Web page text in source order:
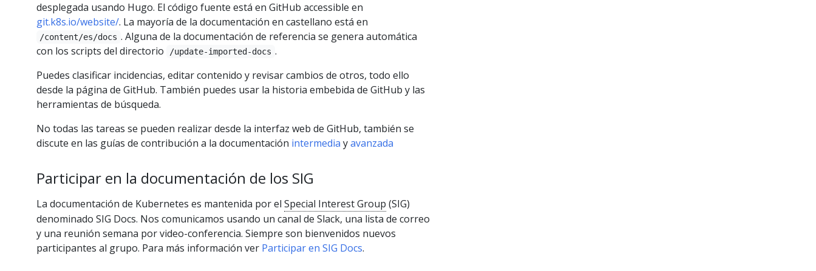
desplegada usando Hugo. El código fuente está en GitHub accessible en
git.k8s.io/website/. La mayoría de la documentación en castellano está en
/content/es/docs . Alguna de la documentación de referencia se genera automática
con los scripts del directorio
/update-imported-docs .
Puedes clasificar incidencias, editar contenido y revisar cambios de otros, todo ello
desde la página de GitHub. También puedes usar la historia embebida de GitHub y las
herramientas de búsqueda.
No todas las tareas se pueden realizar desde la interfaz web de GitHub, también se
discute en las guías de contribución a la documentación intermedia yavanzada
Participar en la documentación de los SIG
La documentación de Kubernetes es mantenida por el Special Interest Group (SIG)
denominado SIG Docs. Nos comunicamos usando un canal de Slack, una lista de correo
y una reunión semana por video-conferencia. Siempre son bienvenidos nuevos
participantes al grupo. Para más información ver Participar en SIG Docs.